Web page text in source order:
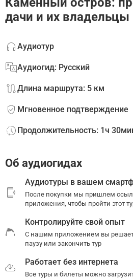
дачи и их владельцы
Аудиотур
Аудиогид: Русский
Длина маршрута: 5 км
Мгновенное подтверждение
Продолжительность: 1ч
Об аудиогидах
Аудиотуры в вашем
После покупки мы пришлем
приложения, чтобы пройти этот
Контролируйте свой опыт
С нашим приложением вы
паузу или закончить тур
Работает без интернета
Все туры и билеты можно